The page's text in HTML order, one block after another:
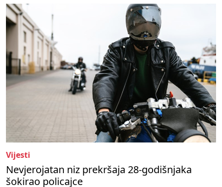
Vijesti
Nevjerojatan niz prekršaja 28-godišnjaka
šokirao policajce